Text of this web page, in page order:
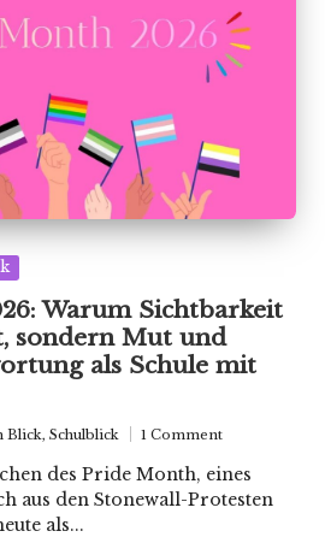
Warum Sichtbarkeit
sondern Mut und
als Schule mit
Blick, Schulblick 1 Comment
des Pride Month, eines
aus den Stonewall-Protesten
als...